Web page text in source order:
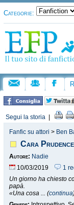
Categorie:
Segui la storia
Fanfic su attori > Ben
Cara Prudence
Autore: Nadie
10/03/2019
1
Un giorno ha chiesto
papà.
«Una cosa ... (continua